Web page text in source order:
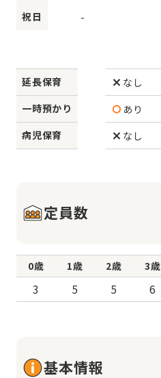
祝日 -
延長保育
なし
一時預かり
あり
病児保育
なし
定員数
0歳 1歳 2歳 3歳
3 5 5 6
基本情報